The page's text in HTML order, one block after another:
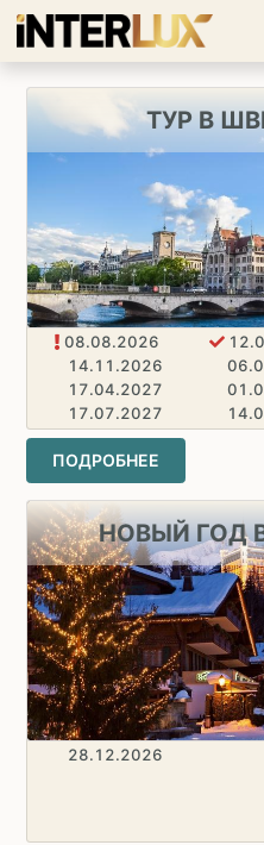
ТУР В
08.08.2026
14.11.2026
17.04.2027
17.07.2027
23.10.2027
ПОДРОБНЕЕ
НОВЫЙ ГОД
28.12.2026